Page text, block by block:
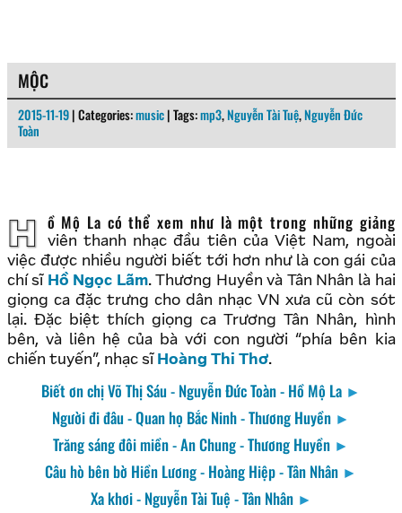
MỘC
2015-11-19 | Categories:music | Tags:mp3,Nguyễn Tài Tuệ,Nguyễn Đức
Toàn
Hồ Mộ La có thể xem như là một trong những giảng
viên thanh nhạc đầu tiên của Việt Nam, ngoài
việc được nhiều người biết tới hơn như là con gái của
chí sĩ
Hồ Ngọc Lãm. Thương Huyền và Tân Nhân là hai
giọng ca đặc trưng cho dân nhạc VN xưa cũ còn sót
lại. Đặc biệt thích giọng ca Trương Tân Nhân, hình
bên, và liên hệ của bà với con người “phía bên kia
chiến tuyến”, nhạc sĩ Hoàng Thi Thơ.
Biết ơn chị Võ Thị Sáu - Nguyễn Đức Toàn - Hồ Mộ La ►
Người đi đâu - Quan họ Bắc Ninh - Thương Huyền ►
Trăng sáng đôi miền - An Chung - Thương Huyền ►
Câu hò bên bờ Hiền Lương - Hoàng Hiệp - Tân Nhân ►
Xa khơi - Nguyễn Tài Tuệ - Tân Nhân ►